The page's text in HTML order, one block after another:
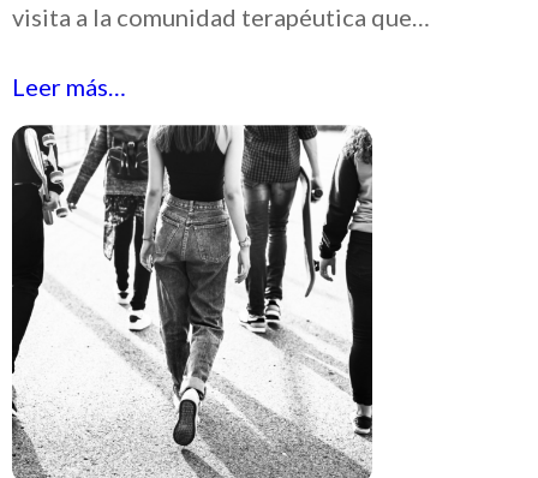
visita a la comunidad terapéutica que…
Leer más…